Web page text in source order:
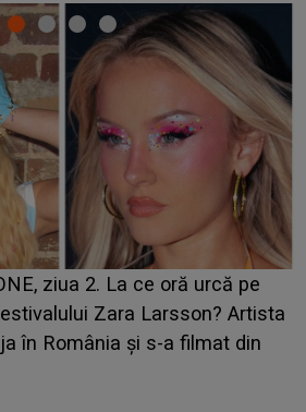
din "Casa Iubirii" l-a
Emanuel. CINE ESTE
Aflându-se în fața
IMEDIAT: "Am